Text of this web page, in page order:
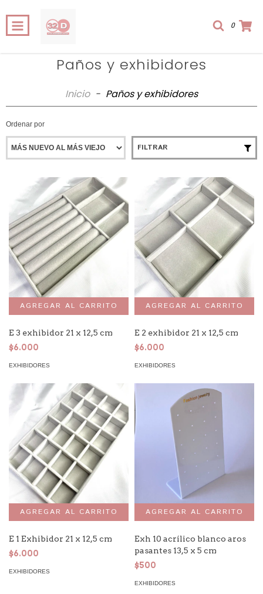
0
Paños y exhibidores
Inicio - Paños y exhibidores
Ordenar por
FILTRAR
E 3 exhibidor 21 x 12,5 cm
$6.000
EXHIBIDORES
E 2 exhibidor 21 x 12,5 cm
$6.000
EXHIBIDORES
E 1 Exhibidor 21 x 12,5 cm
$6.000
EXHIBIDORES
Exh 10 acrílico blanco aros
pasantes 13,5 x 5 cm
$500
EXHIBIDORES